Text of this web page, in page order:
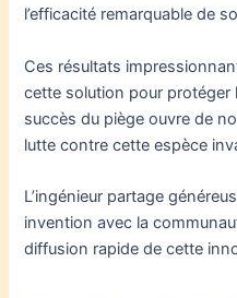
l’efficacité remarquable de
Ces résultats
cette solution pour protéger
succès du piège ouvre de
lutte contre cette espèce
L’ingénieur partage
invention avec la
diffusion rapide de cette